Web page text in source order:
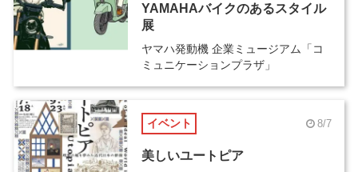
YAMAHAバイクのあるスタイル
展
ヤマハ発動機 企業ミュージアム「コ
ミュニケーションプラザ」
イベント 8/7
美しいユートピア